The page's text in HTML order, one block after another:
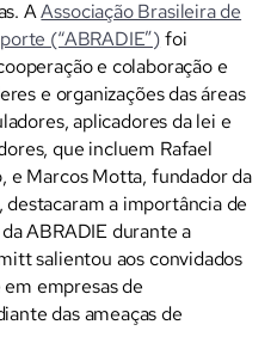
AAssociação Brasileira de
(“ABRADIE”) foi
e colaboração e
e organizações das áreas
aplicadores da lei e
que incluem Rafael
e Marcos Motta, fundador da
a importância de
ABRADIE durante a
salientou aos convidados
empresas de
das ameaças de